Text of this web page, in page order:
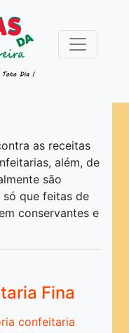
as receitas
além, de
são
que feitas de
conservantes e
Fina
confeitaria